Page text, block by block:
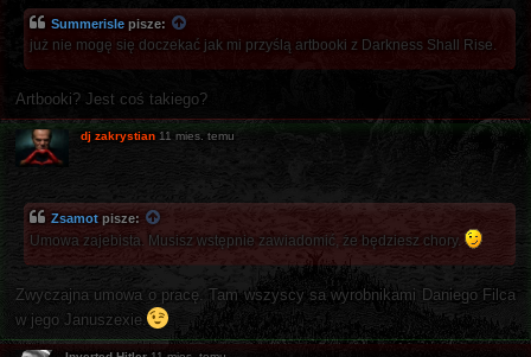
Summerisle pisze:
już nie mogę się doczekać jak mi przyślą artbooki z Darkness Shall Rise.
Artbooki? Jest coś takiego?
dj zakrystian 11 mies. temu
Zsamot pisze:
Umowa zajebista. Musisz wstępnie zawiadomić, że będziesz chory.
Zwyczajna umowa o pracę. Tam wszyscy sa wyrobnikami Daniego Filca
w jego Januszexie.